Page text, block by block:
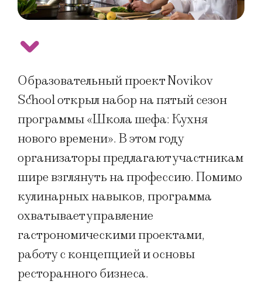
Образовательный проект Novikov
School открыл набор на пятый сезон
программы «Школа шефа: Кухня
нового времени». В этом году
организаторы предлагают участникам
шире взглянуть на профессию. Помимо
кулинарных навыков, программа
охватывает управление
гастрономическими проектами,
работу с концепцией и основы
ресторанного бизнеса.